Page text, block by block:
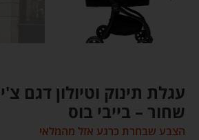
עגלת תינוק וטיולון דגם
שחור – בייבי בוס
הצבע שבחרת כרגע אזל מהמלאי